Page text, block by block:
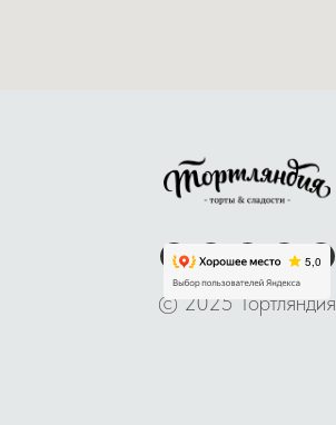
© 2025 Тортляндия